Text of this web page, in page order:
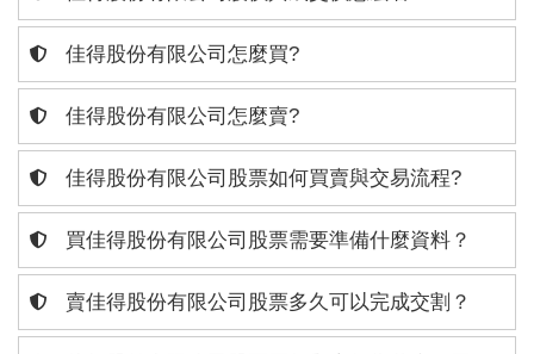
佳得股份有限公司怎麼買?
佳得股份有限公司怎麼賣?
佳得股份有限公司股票如何買賣與交易流程?
買佳得股份有限公司股票需要準備什麼資料？
賣佳得股份有限公司股票多久可以完成交割？